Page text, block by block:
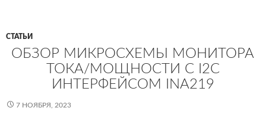
СТАТЬИ
ОБЗОР МИКРОСХЕМЫ МОНИТОРА
ТОКА/МОЩНОСТИ С I2C
ИНТЕРФЕЙСОМ INA219
7 НОЯБРЯ, 2023